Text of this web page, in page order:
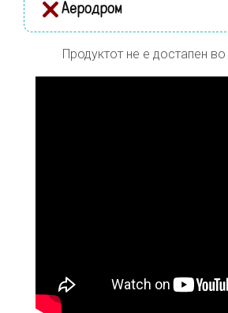
Аеродром
Продуктот не е достапен